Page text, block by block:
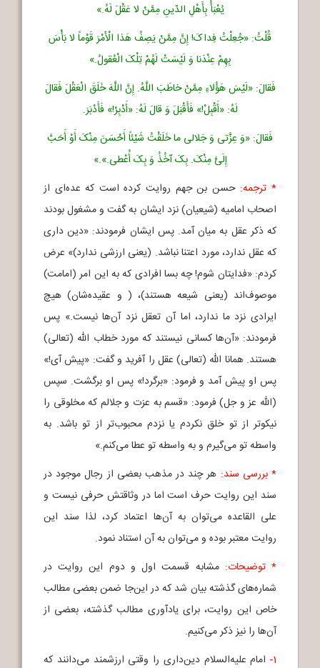
یُعْبَأُ بِأَهْلِ الدّینِ مِمَّنْ لا عَقْلَ لَهُ.»
قُلْتُ: «جُعِلْتُ فِداکَ! إِنَّ مِمَّنْ یَصِفُ هَذا الْأَمْرَ قَوْماً لا بَأْسَ
بِهِمْ عِنْدَنا وَ لَیْسَتْ لَهُمْ تِلْکَ الْعُقولُ.»
فَقالَ: «لَیْسَ هَؤُلاءِ مِمَّنْ خاطَبَ اللَّهُ. إِنَّ اللَّهَ خَلَقَ الْعَقْلَ فَقالَ
لَهُ: «أَقْبِلْ!» فَأَقْبَلَ وَ قالَ لَهُ: «أَدْبِرْ!» فَأَدْبَرَ.
فَقالَ: «وَ عِزَّتی وَ جَلالی ما خَلَقْتُ شَیْئاً أَحْسَنَ مِنْکَ أَوْ أَحَبَّ
إِلَیَّ مِنْکَ. بِکَ آخُذُ وَ بِکَ أُعْطی.».»
* ترجمه:حسن بن جهم روایت کرده است که عده‌ای از
اصحاب امامیه (شیعیان) نزد ایشان به گفت و مشغول بودند
که ذکر عقل به میان آمد. پس ایشان فرمودند: «دین داری
که عقل ندارد، مورد اعتنا نباشد. (یعنی ارزشی ندارد)» عرض
کردم: «فدایتان شوم! چه بسا افرادی که به این امر (امامت)
موصوف‌اند (یعنی شیعه‌ هستند)، ( و عقیده‌شان) هیچ
ایرادی نزد ما ندارد، اما آن تعقل نزد آن‌ها نیست.» پس
فرمودند: «آن‌ها کسانی نیستند که مورد خطاب الله (تعالی)
هستند. همانا الله (تعالی) عقل را آفرید و گفت: «پیش آی!»
پس او پیش آمد و فرمود: «برگرد!» پس او برگشت. سپس
(الله عز و جل) فرمود: «قسم به عزت و جلالم که مخلوقی را
نیکوتر از تو خلق نکردم یا نزدم محبوب‌تر از تو باشد. به
واسطه تو می‌گیرم و به واسطه تو عطا می‌کنم.»
* بررسی سند: هر چند در مذهب بعضی از رجال موجود در
سند این روایت حرف است اما در وثاقتش حرفی نیست و
علی القاعده می‌توان به آن‌ها اعتماد کرد، لذا سند این
روایت معتبر بوده و می‌توان به آن استناد نمود.
* توضیحات:مشابه قسمت اول و دوم این روایت در
شماره‌های گذشته بیان شد که در این‌جا ضمن بعضی مطالب
خاص این روایت، برای یادآوری مطالب گذشته، بعضی از
آن‌ها را نیز ذکر می‌کنیم.
1- امام علیه‌السلام دین‌داری را وقتی ارزشمند می‌دانند که